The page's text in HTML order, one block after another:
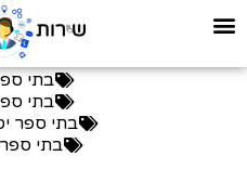
בתי ספר
בתי
בתי ספר
בתי ספר